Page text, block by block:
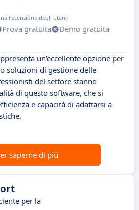
recensione degli utenti
Prova gratuita
Demo gratuita
un'eccellente opzione per
soluzioni di gestione delle
del settore stanno
di questo software, che si
e capacità di adattarsi a
saperne di più
per la